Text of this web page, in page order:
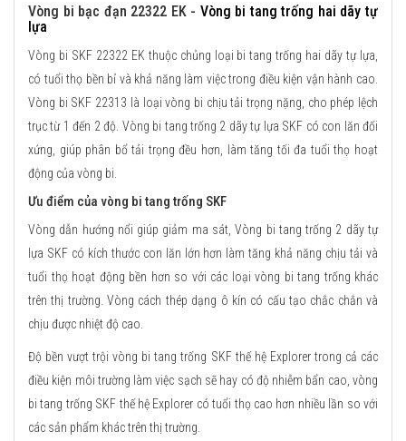
Vòng bi bạc đạn 22322 EK - Vòng bi tang trống hai dãy tự
lựa
Vòng bi SKF 22322 EK thuộc chủng loại bi tang trống hai dãy tự lựa,
có tuổi thọ bền bỉ và khả năng làm việc trong điều kiện vận hành cao.
Vòng bi SKF 22313 là loại vòng bi chịu tải trọng nặng, cho phép lệch
trục từ 1 đến 2 độ. Vòng bi tang trống 2 dãy tự lựa SKF có con lăn đối
xứng, giúp phân bổ tải trọng đều hơn, làm tăng tối đa tuổi thọ hoạt
động của vòng bi.
Ưu điểm của vòng bi tang trống SKF
Vòng dẫn hướng nổi giúp giảm ma sát, Vòng bi tang trống 2 dãy tự
lựa SKF có kích thước con lăn lớn hơn làm tăng khả năng chịu tải và
tuổi thọ hoạt động bền hơn so với các loại vòng bi tang trống khác
trên thị trường. Vòng cách thép dạng ô kín có cấu tạo chắc chắn và
chịu được nhiệt độ cao.
Độ bền vượt trội vòng bi tang trống SKF thế hệ Explorer trong cả các
điều kiện môi trường làm việc sạch sẽ hay có độ nhiễm bẩn cao, vòng
bi tang trống SKF thế hệ Explorer có tuổi thọ cao hơn nhiều lần so với
các sản phẩm khác trên thị trường.